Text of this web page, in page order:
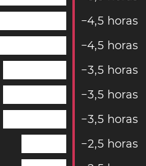
−4,5 horas
−4,5 horas
−3,5 horas
−3,5 horas
−3,5 horas
−2,5 horas